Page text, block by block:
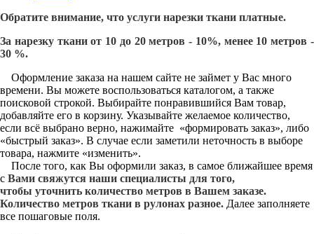
Обратите внимание, что услуги нарезки ткани платные.
За нарезку ткани от 10 до 20 метров - 10%, менее 10 метров -
30 %.
Оформление заказа на нашем сайте не займет у Вас много
времени. Вы можете воспользоваться каталогом, а также
поисковой строкой. Выбирайте понравившийся Вам товар,
добавляйте его в корзину. Указывайте желаемое количество,
если всё выбрано верно, нажимайте «формировать заказ», либо
«быстрый заказ». В случае если заметили неточность в выборе
товара, нажмите «изменить».
После того, как Вы оформили заказ, в самое ближайшее время
с Вами свяжутся наши специалисты для того,
чтобы уточнить количество метров в Вашем заказе.
Количество метров ткани в рулонах разное. Далее заполняете
все пошаговые поля.